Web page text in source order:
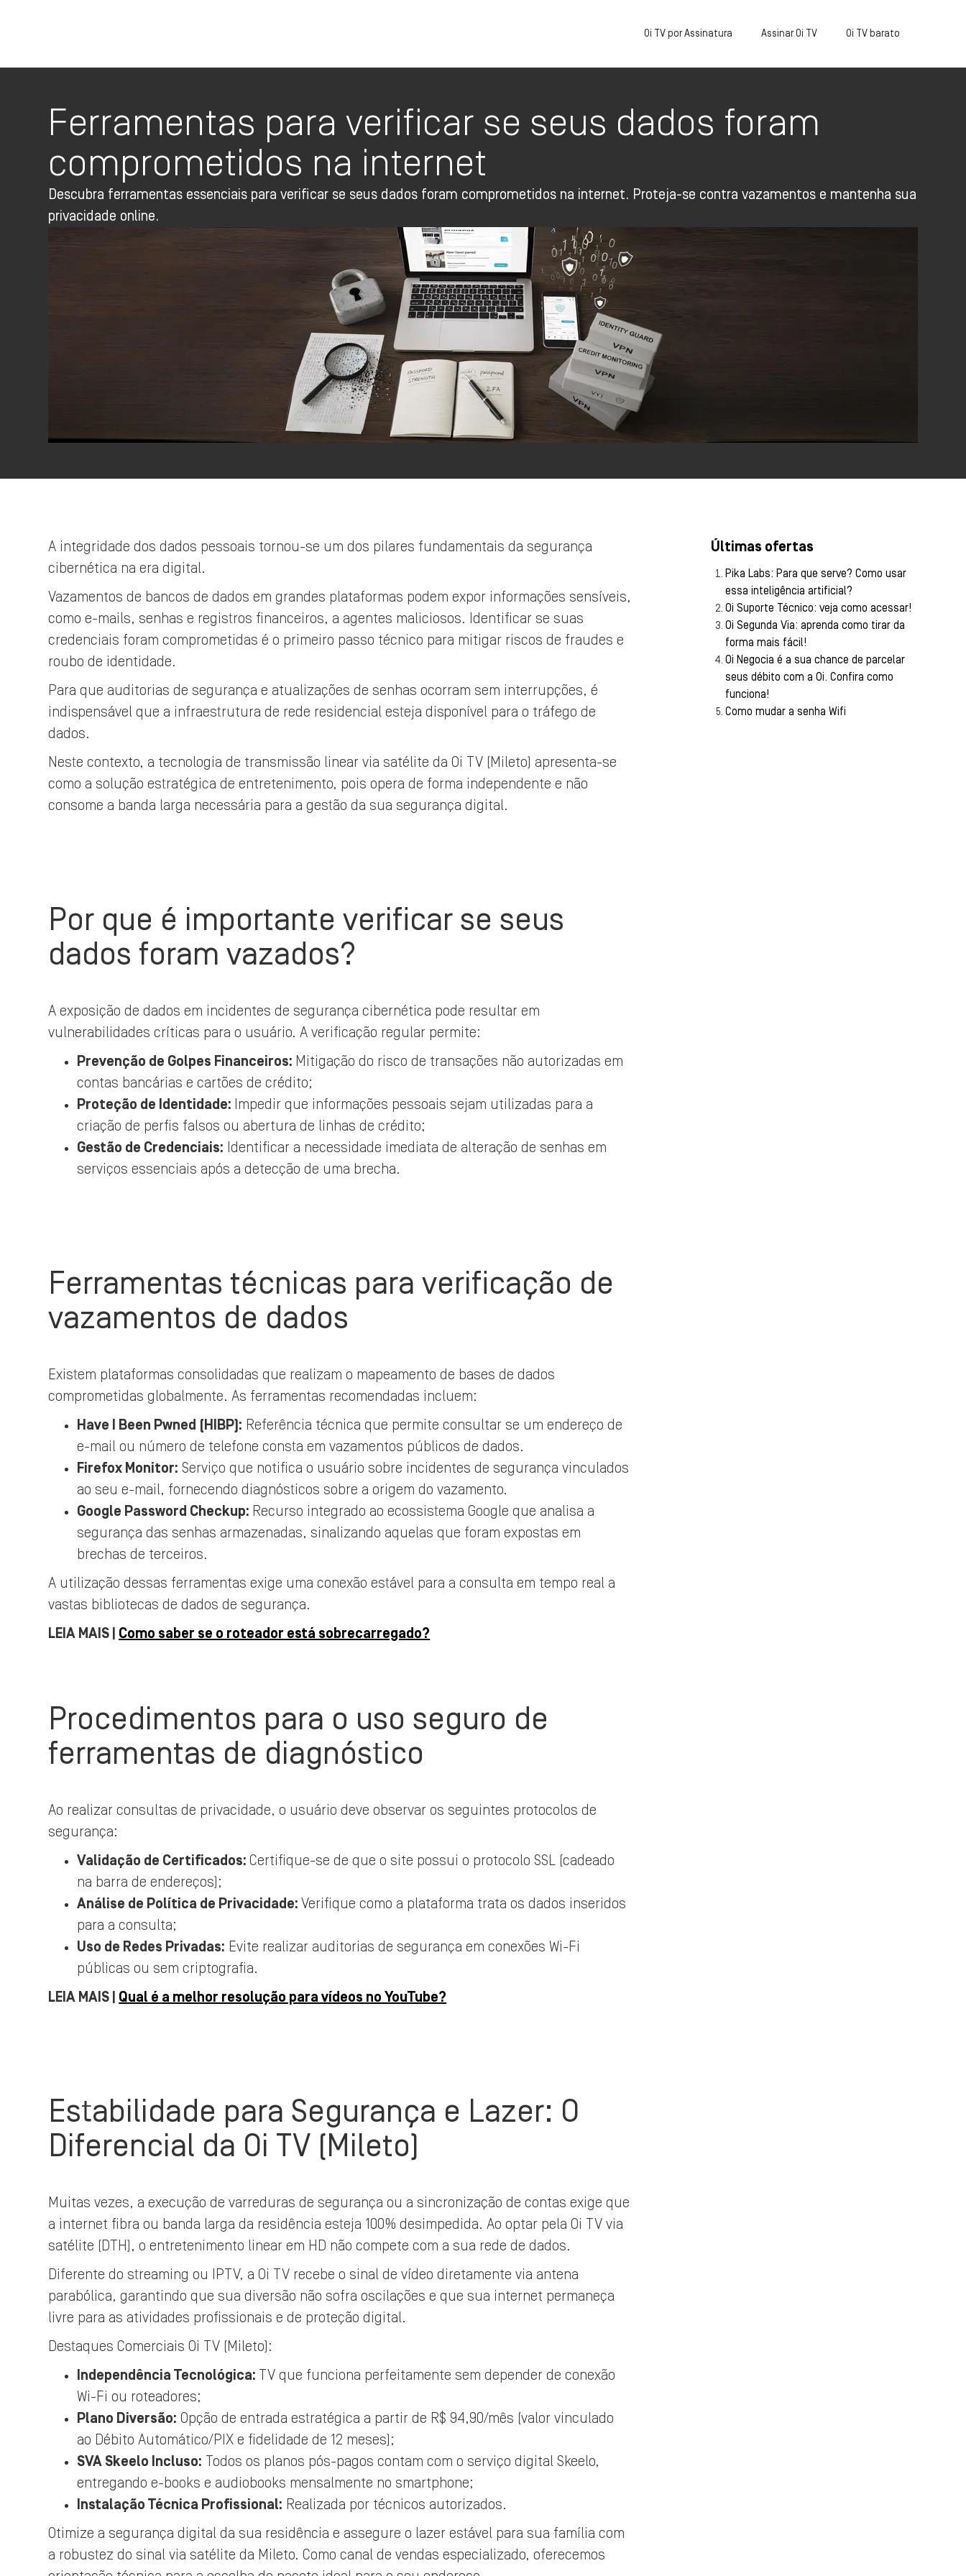
Oi TV por Assinatura Assinar Oi TV Oi TV barato
Ferramentas para verificar se seus dados foram
comprometidos na internet
Descubra ferramentas essenciais para verificar se seus dados foram comprometidos na internet. Proteja-se contra vazamentos e mantenha sua
privacidade online.
A integridade dos dados pessoais tornou-se um dos pilares fundamentais da segurança
cibernética na era digital.
Vazamentos de bancos de dados em grandes plataformas podem expor informações sensíveis,
como e-mails, senhas e registros financeiros, a agentes maliciosos. Identificar se suas
credenciais foram comprometidas é o primeiro passo técnico para mitigar riscos de fraudes e
roubo de identidade.
Para que auditorias de segurança e atualizações de senhas ocorram sem interrupções, é
indispensável que a infraestrutura de rede residencial esteja disponível para o tráfego de
dados.
Neste contexto, a tecnologia de transmissão linear via satélite da Oi TV (Mileto) apresenta-se
como a solução estratégica de entretenimento, pois opera de forma independente e não
consome a banda larga necessária para a gestão da sua segurança digital.
Por que é importante verificar se seus
dados foram vazados?
A exposição de dados em incidentes de segurança cibernética pode resultar em
vulnerabilidades críticas para o usuário. A verificação regular permite:
Prevenção de Golpes Financeiros: Mitigação do risco de transações não autorizadas em
contas bancárias e cartões de crédito;
Proteção de Identidade: Impedir que informações pessoais sejam utilizadas para a
criação de perfis falsos ou abertura de linhas de crédito;
Gestão de Credenciais: Identificar a necessidade imediata de alteração de senhas em
serviços essenciais após a detecção de uma brecha.
Ferramentas técnicas para verificação de
vazamentos de dados
Existem plataformas consolidadas que realizam o mapeamento de bases de dados
comprometidas globalmente. As ferramentas recomendadas incluem:
Have I Been Pwned (HIBP): Referência técnica que permite consultar se um endereço de
e-mail ou número de telefone consta em vazamentos públicos de dados.
Firefox Monitor: Serviço que notifica o usuário sobre incidentes de segurança vinculados
ao seu e-mail, fornecendo diagnósticos sobre a origem do vazamento.
Google Password Checkup: Recurso integrado ao ecossistema Google que analisa a
segurança das senhas armazenadas, sinalizando aquelas que foram expostas em
brechas de terceiros.
A utilização dessas ferramentas exige uma conexão estável para a consulta em tempo real a
vastas bibliotecas de dados de segurança.
LEIA MAIS | Como saber se o roteador está sobrecarregado?
Procedimentos para o uso seguro de
ferramentas de diagnóstico
Ao realizar consultas de privacidade, o usuário deve observar os seguintes protocolos de
segurança:
Validação de Certificados:Certifique-se de que o site possui o protocolo SSL (cadeado
na barra de endereços);
Análise de Política de Privacidade: Verifique como a plataforma trata os dados inseridos
para a consulta;
Uso de Redes Privadas: Evite realizar auditorias de segurança em conexões Wi-Fi
públicas ou sem criptografia.
LEIA MAIS | Qual é a melhor resolução para vídeos no YouTube?
Estabilidade para Segurança e Lazer: O
Diferencial da Oi TV (Mileto)
Muitas vezes, a execução de varreduras de segurança ou a sincronização de contas exige que
a internet fibra ou banda larga da residência esteja 100% desimpedida. Ao optar pela Oi TV via
satélite (DTH), o entretenimento linear em HD não compete com a sua rede de dados.
Diferente do streaming ou IPTV, a Oi TV recebe o sinal de vídeo diretamente via antena
parabólica, garantindo que sua diversão não sofra oscilações e que sua internet permaneça
livre para as atividades profissionais e de proteção digital.
Destaques Comerciais Oi TV (Mileto):
Independência Tecnológica:
TV que funciona perfeitamente sem depender de conexão
Wi-Fi ou roteadores;
Plano Diversão: Opção de entrada estratégica a partir de R$ 94,90/mês (valor vinculado
ao Débito Automático/PIX e fidelidade de 12 meses);
SVA Skeelo Incluso: Todos os planos pós-pagos contam com o serviço digital Skeelo,
entregando e-books e audiobooks mensalmente no smartphone;
Instalação Técnica Profissional: Realizada por técnicos autorizados.
Otimize a segurança digital da sua residência e assegure o lazer estável para sua família com
a robustez do sinal via satélite da Mileto. Como canal de vendas especializado, oferecemos
Últimas ofertas
Pika Labs: Para que serve? Como usar
essa inteligência artificial?
Oi Suporte Técnico: veja como acessar!
Oi Segunda Via: aprenda como tirar da
forma mais fácil!
Oi Negocia é a sua chance de parcelar
seus débito com a Oi. Confira como
funciona!
Como mudar a senha Wifi